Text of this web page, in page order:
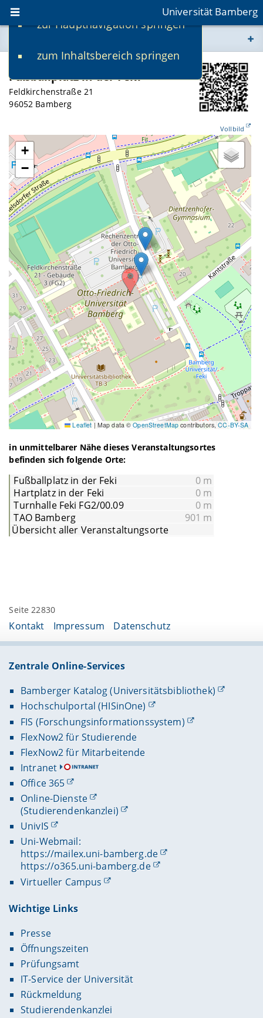
zur Hauptnavigation springen
zum Inhaltsbereich springen
Universität Bamberg
www.uni-bamberg.de
univis.uni-bamberg.de
Fußballplatz in der Feki
Feldkirchenstraße 21
96052 Bamberg
Vollbild
+
−
Leaflet | Map data ©OpenStreetMap contributors,CC-BY-SA
in unmittelbarer Nähe dieses Veranstaltungsortes
befinden sich folgende Orte:
Fußballplatz in der Feki
0 m
Hartplatz in der Feki
0 m
Turnhalle Feki FG2/00.09
0 m
TAO Bamberg
901 m
Übersicht aller Veranstaltungsorte
Seite 22830
Kontakt Impressum Datenschutz
Zentrale Online-Services
Bamberger Katalog (Universitätsbibliothek)
Hochschulportal (HISinOne)
FIS (Forschungsinformationssystem)
FlexNow2 für Studierende
FlexNow2 für Mitarbeitende
Intranet
Office 365
Online-Dienste
(Studierendenkanzlei)
UnivIS
Uni-Webmail:
https://mailex.uni-bamberg.de
https://o365.uni-bamberg.de
Virtueller Campus
Wichtige Links
Presse
Öffnungszeiten
Prüfungsamt
IT-Service der Universität
Rückmeldung
Studierendenkanzlei